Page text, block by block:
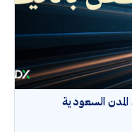
السعودية